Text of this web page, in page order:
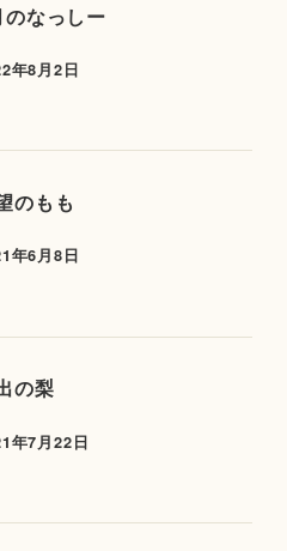
のなっしー
年8月2日
のもも
年6月8日
の梨
年7月22日